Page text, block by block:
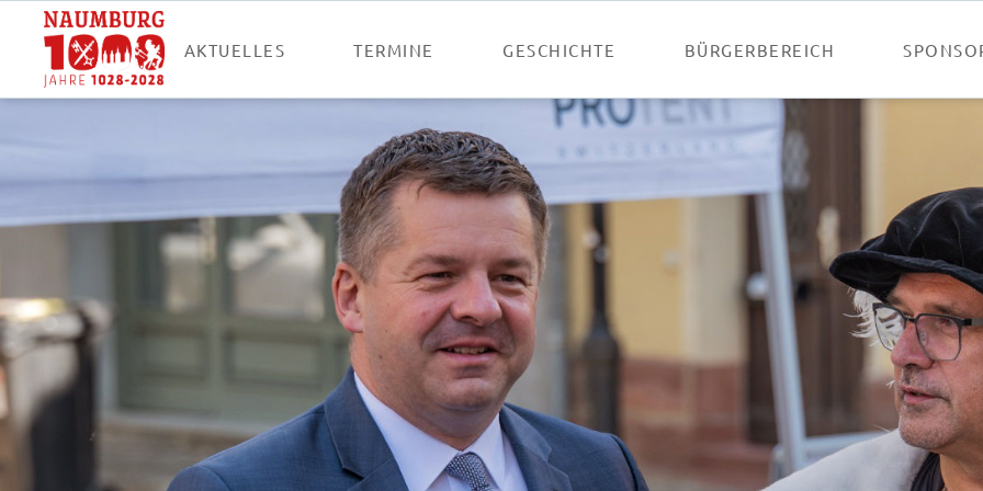
AKTUELLES TERMINE GESCHICHTE BÜRGERBEREICH